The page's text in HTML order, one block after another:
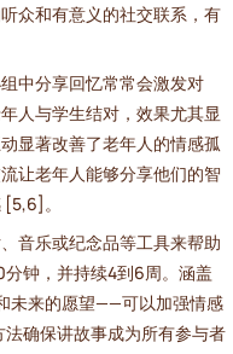
众和有意义的社交联系，有
中分享回忆常常会激发对
人与学生结对，效果尤其显
显著改善了老年人的情感孤
让老年人能够分享他们的智
。
音乐或纪念品等工具来帮助
钟，并持续4到6周。涵盖
未来的愿望——可以加强情感
确保讲故事成为所有参与者